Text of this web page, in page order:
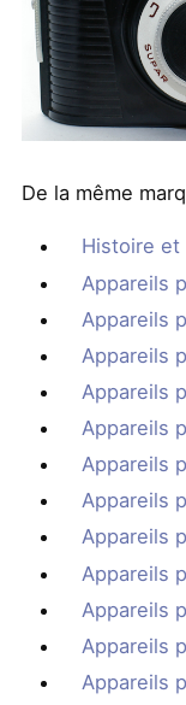
De la même
Histoire et
Appareils
Appareils
Appareils
Appareils
Appareils
Appareils
Appareils
Appareils
Appareils
Appareils
Appareils
Appareils